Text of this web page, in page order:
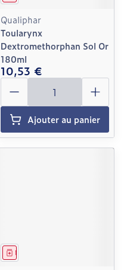
Qualiphar
Toularynx
Dextromethorphan Sol Or
180ml
10,53 €
Quantité
Ajouter au panier
Médicament